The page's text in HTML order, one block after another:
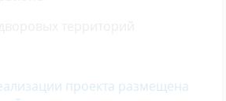
проекта размещена